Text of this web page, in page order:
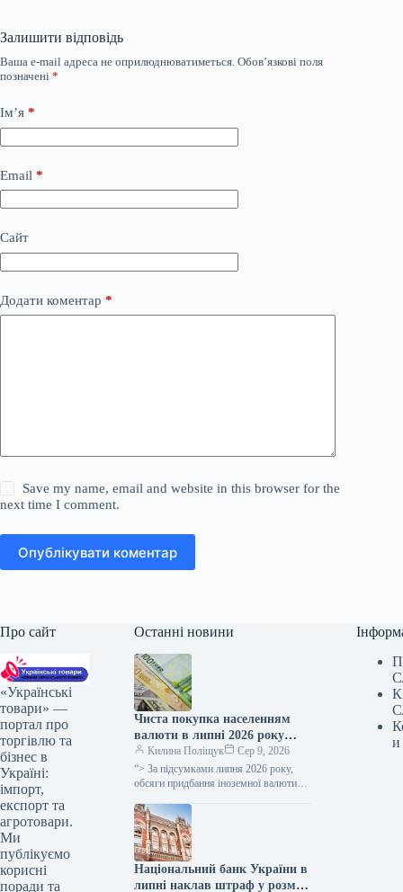
Залишити відповідь
Ваша e-mail адреса не оприлюднюватиметься. Обов’язкові поля
позначені *
Ім’я *
Email *
Сайт
Додати коментар *
Save my name, email and website in this browser for the
next time I comment.
Опублікувати коментар
Про сайт
«Українські
товари» —
портал про
торгівлю та
бізнес в
Україні:
імпорт,
експорт та
агротовари.
Ми
публікуємо
корисні
поради та
Останні новини
Чиста покупка населенням
валюти в липні 2026 року
скоротилася до 0,5 мільярда
доларів.
Килина Поліщук
Сер 9, 2026
“> За підсумками липня 2026 року,
обсяги придбання іноземної валюти
продажу на 0,5 мільярда доларів
США.…
Національний банк України в
липні наклав штраф у розмірі
и